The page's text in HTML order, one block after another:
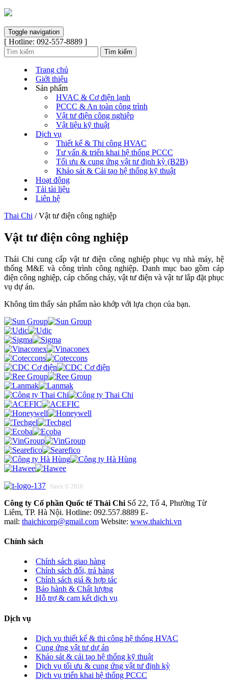
Toggle navigation
[ Hotline: 092-557-8889 ]
Trang chủ
Giới thiệu
Sản phẩm
HVAC & Cơ điện lạnh
PCCC & An toàn công trình
Vật tư điện công nghiệp
Vật liệu kỹ thuật
Dịch vụ
Thiết kế & Thi công HVAC
Tư vấn & triển khai hệ thống PCCC
Tối ưu & cung ứng vật tư định kỳ (B2B)
Khảo sát & Cải tạo hệ thống kỹ thuật
Hoạt động
Tải tài liệu
Liên hệ
Thai Chi / Vật tư điện công nghiệp
Vật tư điện công nghiệp
Thái Chi cung cấp vật tư điện công nghiệp phục vụ nhà máy, hệ
thống M&E và công trình công nghiệp. Danh mục bao gồm cáp
điện công nghiệp, cáp chống cháy, vật tư điện và vật tư lắp đặt phục
vụ dự án.
Không tìm thấy sản phẩm nào khớp với lựa chọn của bạn.
Since © 2010
Công ty Cổ phần Quốc tế Thái Chi Số 22, Tổ 4, Phường Từ
Liêm, TP. Hà Nội. Hotline: 092.557.8889 E-
mail: thaichicorp@gmail.com Website: www.thaichi.vn
Chính sách
Chính sách giao hàng
Chính sách đổi, trả hàng
Chính sách giá & hợp tác
Bảo hành & Chất lượng
Hỗ trợ & cam kết dịch vụ
Dịch vụ
Dịch vụ thiết kế & thi công hệ thống HVAC
Cung ứng vật tư dự án
Khảo sát & cải tạo hệ thống kỹ thuật
Dịch vụ tối ưu & cung ứng vật tư định kỳ
Dịch vụ triển khai hệ thống PCCC